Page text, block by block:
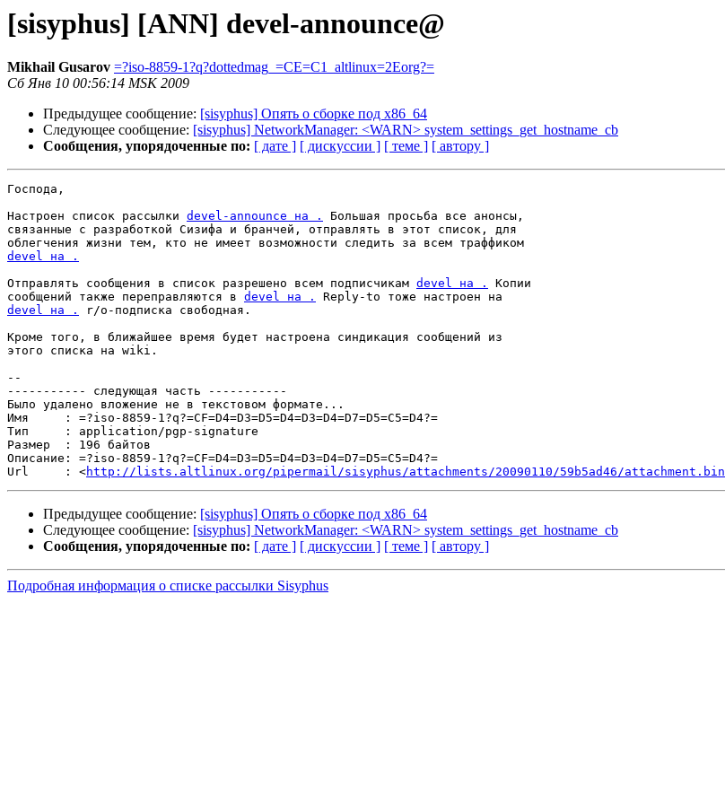
[sisyphus] [ANN] devel-announce@
Mikhail Gusarov =?iso-8859-1?q?dottedmag_=CE=C1_altlinux=2Eorg?=
Сб Янв 10 00:56:14 MSK 2009
Предыдущее сообщение: [sisyphus] Опять о сборке под х86_64
Следующее сообщение: [sisyphus] NetworkManager: <WARN> system_settings_get_hostname_cb
Сообщения, упорядоченные по: [ дате ] [ дискуссии ] [ теме ] [ автору ]
Господа,
Настроен список рассылки devel-announce на .
Большая просьба все анонсы,
связанные с разработкой Сизифа и бранчей, отправлять в этот список, для
devel на .
Отправлять сообщения в список разрешено всем подписчикам devel на .
Копии
сообщений также переправляются в devel на .
devel на .
r/o-подписка свободная.
Кроме того, в ближайшее время будет настроена синдикация сообщений из
этого списка на wiki.
--
----------- следующая часть -----------
Было удалено вложение не в текстовом формате...
Имя     : =?iso-8859-1?q?=CF=D4=D3=D5=D4=D3=D4=D7=D5=C5=D4?=
Тип     : application/pgp-signature
Размер  : 196 байтов
Описание: =?iso-8859-1?q?=CF=D4=D3=D5=D4=D3=D4=D7=D5=C5=D4?=
Url     : <http://lists.altlinux.org/pipermail/sisyphus/attachments/20090110/59b5ad46/attachment.bin
Предыдущее сообщение: [sisyphus] Опять о сборке под х86_64
Следующее сообщение: [sisyphus] NetworkManager: <WARN> system_settings_get_hostname_cb
Сообщения, упорядоченные по: [ дате ] [ дискуссии ] [ теме ] [ автору ]
Подробная информация о списке рассылки Sisyphus